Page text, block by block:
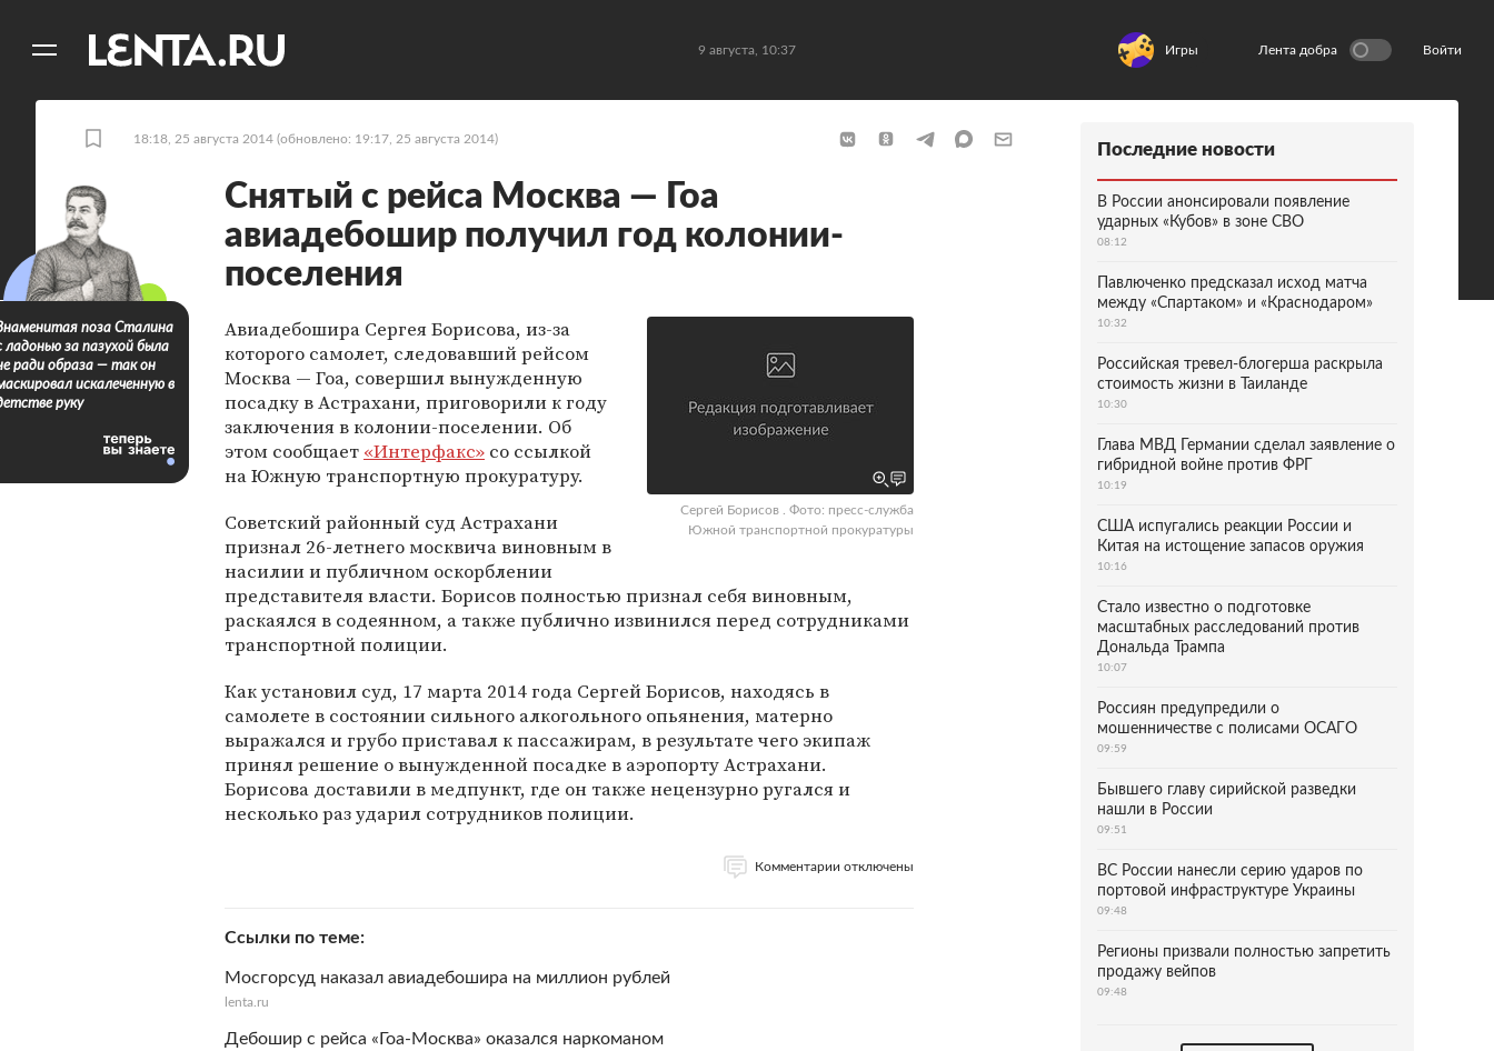
9 августа, 10:37 Игры Лента добра Войти
18:18, 25 августа 2014 (обновлено: 19:17, 25 августа 2014)
Снятый с рейса Москва — Гоа
авиадебошир получил год колонии-
поселения
Сергей Борисов . Фото: пресс-служба
Южной транспортной прокуратуры
Авиадебошира Сергея Борисова, из-за
которого самолет, следовавший рейсом
Москва — Гоа, совершил вынужденную
посадку в Астрахани, приговорили к году
заключения в колонии-поселении. Об
этом сообщает «Интерфакс» со ссылкой
на Южную транспортную прокуратуру.
Советский районный суд Астрахани
признал 26-летнего москвича виновным в
насилии и публичном оскорблении
представителя власти. Борисов полностью признал себя виновным,
раскаялся в содеянном, а также публично извинился перед сотрудниками
транспортной полиции.
Как установил суд, 17 марта 2014 года Сергей Борисов, находясь в
самолете в состоянии сильного алкогольного опьянения, матерно
выражался и грубо приставал к пассажирам, в результате чего экипаж
принял решение о вынужденной посадке в аэропорту Астрахани.
Борисова доставили в медпункт, где он также нецензурно ругался и
несколько раз ударил сотрудников полиции.
Комментарии отключены
Ссылки по теме
Мосгорсуд наказал авиадебошира на миллион рублей
lenta.ru
Дебошир с рейса «Гоа-Москва» оказался наркоманом
поза Сталина
ладонью за пазухой была
ради образа — так он
искалеченную в
руку
Последние новости
В России анонсировали появление
ударных «Кубов» в зоне СВО
08:12
Павлюченко предсказал исход матча
между «Спартаком» и «Краснодаром»
10:32
Российская тревел-блогерша раскрыла
стоимость жизни в Таиланде
10:30
Глава МВД Германии сделал заявление о
гибридной войне против ФРГ
10:19
США испугались реакции России и
Китая на истощение запасов оружия
10:16
Стало известно о подготовке
масштабных расследований против
Дональда Трампа
10:07
Россиян предупредили о
мошенничестве с полисами ОСАГО
09:59
Бывшего главу сирийской разведки
нашли в России
09:51
ВС России нанесли серию ударов по
портовой инфраструктуре Украины
09:48
Регионы призвали полностью запретить
продажу вейпов
09:48